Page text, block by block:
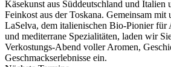
Käsekunst aus Süddeutschland und Italien
Feinkost aus der Toskana. Gemeinsam mit
LaSelva, dem italienischen Bio-Pionier für
und mediterrane Spezialitäten, laden wir
Verkostungs-Abend voller Aromen,
Geschmackserlebnisse ein.